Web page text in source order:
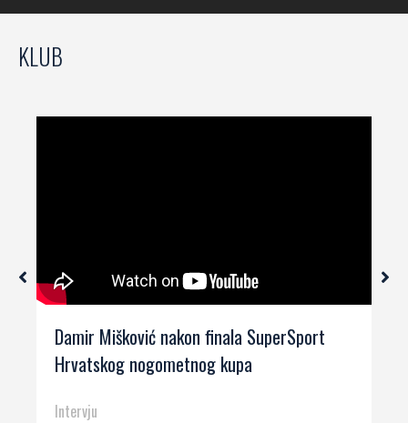
KLUB
Damir Mišković nakon finala SuperSport
Hrvatskog nogometnog kupa
Intervju